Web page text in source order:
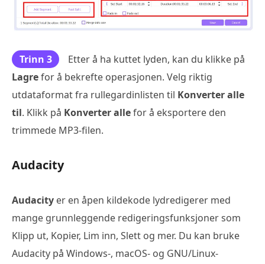
Trinn 3
Etter å ha kuttet lyden, kan du klikke på
Lagrefor å bekrefte operasjonen. Velg riktig
utdataformat fra rullegardinlisten til Konverter alle
til. Klikk på Konverter allefor å eksportere den
trimmede MP3-filen.
Audacity
Audacity er en åpen kildekode lydredigerer med
mange grunnleggende redigeringsfunksjoner som
Klipp ut, Kopier, Lim inn, Slett og mer. Du kan bruke
Audacity på Windows-, macOS- og GNU/Linux-